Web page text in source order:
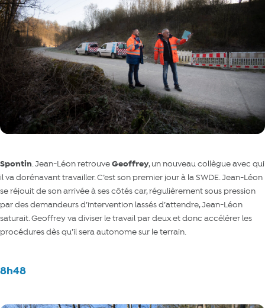
Spontin. Jean-Léon retrouveGeoffrey, un nouveau collègue avec qui
il va dorénavant travailler. C’est son premier jour à la SWDE. Jean-Léon
se réjouit de son arrivée à ses côtés car, régulièrement sous pression
par des demandeurs d’intervention lassés d’attendre, Jean-Léon
saturait. Geoffrey va diviser le travail par deux et donc accélérer les
procédures dès qu’il sera autonome sur le terrain.
8h48